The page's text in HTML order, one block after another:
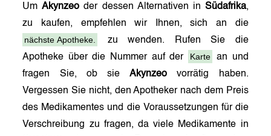
UmAkynzeo der dessen Alternativen in Südafrika,
zu kaufen, empfehlen wir Ihnen, sich an die
nächste Apotheke.
zu wenden. Rufen Sie die
Apotheke über die Nummer auf der
Karte
an und
fragen Sie, ob sieAkynzeo vorrätig haben.
Vergessen Sie nicht, den Apotheker nach dem Preis
des Medikamentes und die Voraussetzungen für die
Verschreibung zu fragen, da viele Medikamente in